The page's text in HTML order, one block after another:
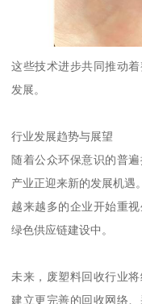
这些技术进步共同推动
发展。
行业发展趋势与展望
随着公众环保意识的普
产业正迎来新的发展机遇。
越来越多的企业开始重
绿色供应链建设中。
未来，废塑料回收行业
建立更完善的回收网络